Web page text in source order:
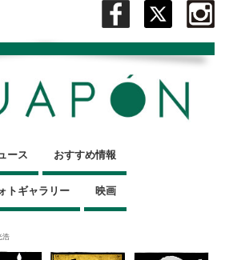
ース おすすめ情報
トギャラリー 映画
浩